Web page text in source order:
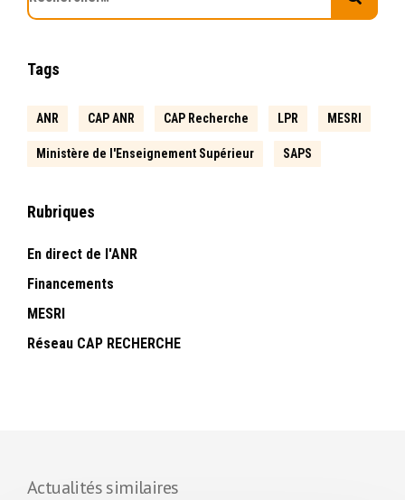
Tags
ANR CAP ANR CAP Recherche LPR MESRI
Ministère de l'Enseignement Supérieur SAPS
Rubriques
En direct de l'ANR
Financements
MESRI
Réseau CAP RECHERCHE
Actualités similaires